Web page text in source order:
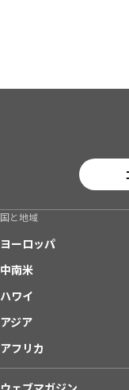
国と地域
ヨーロッパ
中南米
ハワイ
アジア
アフリカ